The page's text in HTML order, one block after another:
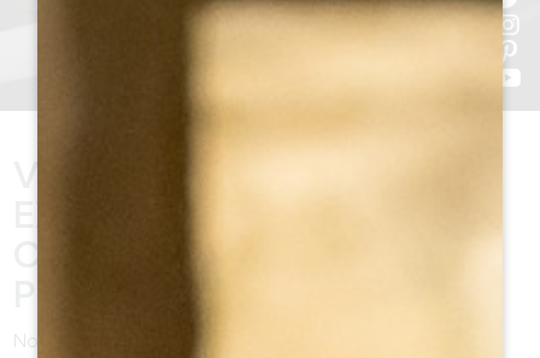
CŒUR DES VIGNOBLES LES
Notre rubrique "On a testé pour vous" recense tous les